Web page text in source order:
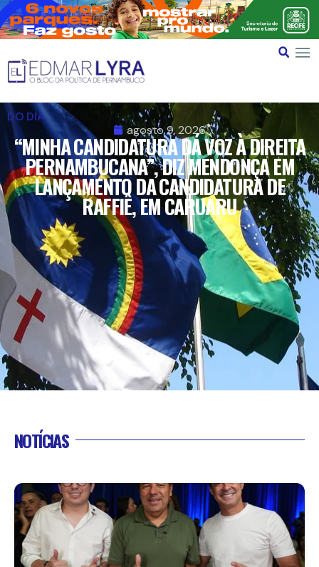
DO DIA
agosto 9, 2026
“MINHA CANDIDATURA DÁ VOZ À DIREITA
PERNAMBUCANA”, DIZ MENDONÇA EM
LANÇAMENTO DA CANDIDATURA DE
RAFFIÊ, EM CARUARU
NOTÍCIAS